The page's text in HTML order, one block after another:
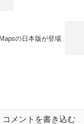
の日本版が登場
コメントを書き込む